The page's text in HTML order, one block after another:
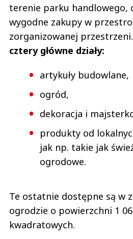
terenie parku handlowego,
wygodne zakupy w
zorganizowanej przestrzeni.
cztery główne działy:
artykuły budowlane,
ogród,
dekoracja i
produkty od
jak np. takie jak
ogrodowe.
Te ostatnie dostępne są w
ogrodzie o powierzchni 1
kwadratowych.